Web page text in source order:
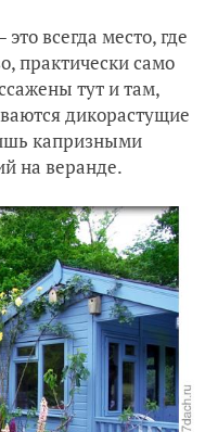
всегда место, где
практически само
тут и там,
дикорастущие
капризными
на веранде.